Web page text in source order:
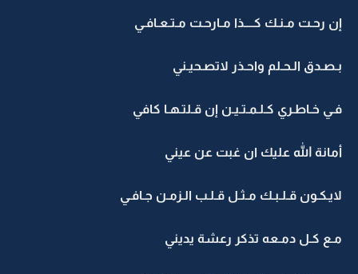
إن رحـت مـنـك كــــذا مـارحـت مـتـعـافـي
بـصـدق الـحـلم واحـذر لاتصـحيـني
فـي خـاطـري كـلـمـتـيـن إن قـلتـهـا كافي
أمانة الله عليك ان غبت عن عيني
لايـكـون قـلـبـك مـثـل قـلـب الـزمـن جـافـي
مـع كـل دمـعه تذكر رعشة يديني